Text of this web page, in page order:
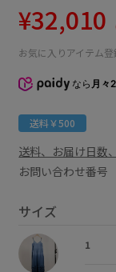
¥32,010
お気に入りアイテム登
なら 月々
送料￥500
送料、お届け日数
お問い合わせ番
サイズ
1